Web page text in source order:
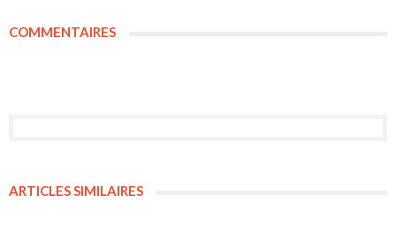
COMMENTAIRES
ARTICLES SIMILAIRES